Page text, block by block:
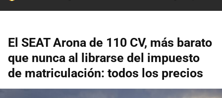
El SEAT Arona de 110 CV, más barato
que nunca al librarse del impuesto
de matriculación: todos los precios